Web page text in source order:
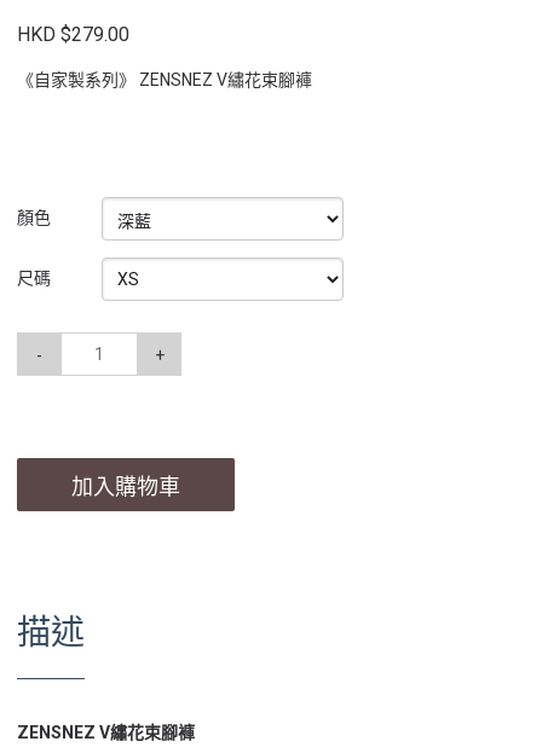
HKD $279.00
《自家製系列》 ZENSNEZ V繡花束腳褲
顏色
尺碼
- +
加入購物車
描述
ZENSNEZ V繡花束腳褲